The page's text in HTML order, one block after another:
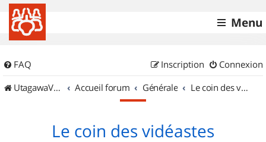
Menu
FAQ Connexion
Inscription
UtagawaVTT (Randos VTT et VTTAE avec traces GPS)
Accueil forum Générale Le coin des vidéastes
Le coin des vidéastes